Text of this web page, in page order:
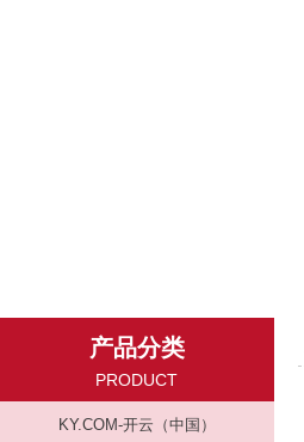
产品分类
PRODUCT
KY.COM-开云（中国）